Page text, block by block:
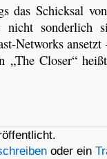
das Schicksal
sonderlich
Networks
„The Closer“
oder ein